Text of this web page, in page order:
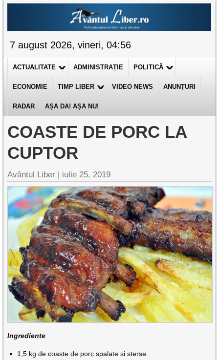
7 august 2026, vineri, 04:56
ACTUALITATE ADMINISTRAȚIE POLITICĂ
ECONOMIE TIMP LIBER VIDEO NEWS ANUNȚURI
RADAR AȘA DA! AȘA NU!
COASTE DE PORC LA
CUPTOR
Avântul Liber | iulie 25, 2019
Ingrediente
1,5 kg de coaste de porc spalate si sterse